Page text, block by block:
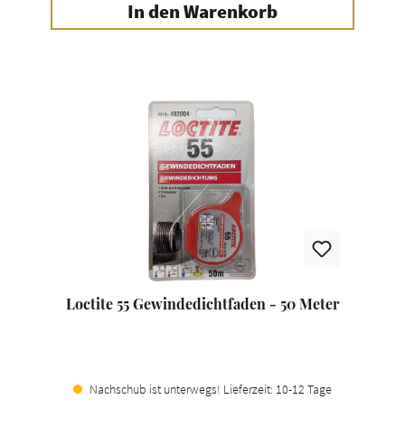
In den Warenkorb
Loctite 55 Gewindedichtfaden - 50 Meter
Nachschub ist unterwegs! Lieferzeit: 10-12 Tage